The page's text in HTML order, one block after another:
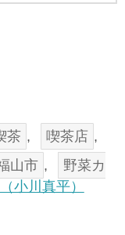
茶 , 喫茶店 ,
山市 ,
野菜カ
小川真平）